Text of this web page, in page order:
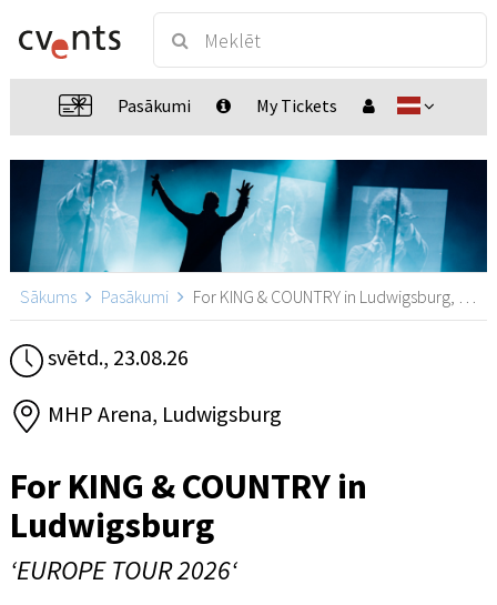
Pasākumi My Tickets
Sākums Pasākumi For KING & COUNTRY in Ludwigsburg, Ludwigsburg
svētd., 23.08.26
MHP Arena, Ludwigsburg
For KING & COUNTRY in
Ludwigsburg
‘EUROPE TOUR 2026‘